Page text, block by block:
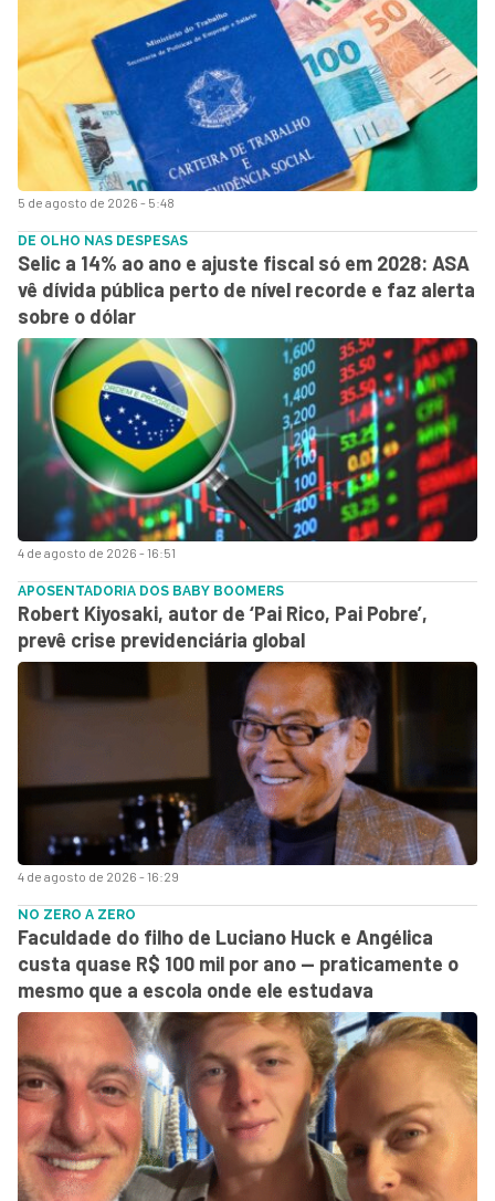
5 de agosto de 2026 - 5:48
4 de agosto de 2026 - 16:51
DE OLHO NAS DESPESAS
Selic a 14% ao ano e ajuste fiscal só em 2028: ASA
vê dívida pública perto de nível recorde e faz alerta
sobre o dólar
4 de agosto de 2026 - 16:29
APOSENTADORIA DOS BABY BOOMERS
Robert Kiyosaki, autor de ‘Pai Rico, Pai Pobre’,
prevê crise previdenciária global
NO ZERO A ZERO
Faculdade do filho de Luciano Huck e Angélica
custa quase R$ 100 mil por ano — praticamente o
mesmo que a escola onde ele estudava